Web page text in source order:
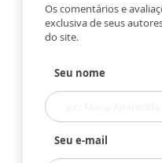
Os comentários e
exclusiva de seus
do site.
Seu nome
Seu e-mail